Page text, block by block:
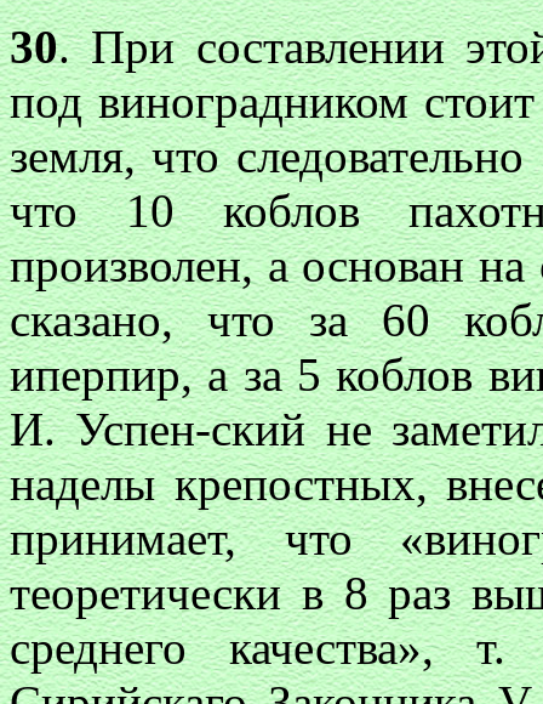
30. При составлении
под виноградником
земля, что
что 10 коблов
произволен, а основан
сказано, что за 60
иперпир, а за 5 коблов
И. Успен-ский не
наделы крепостных,
принимает, что
теоретически в 8 раз
среднего качества»,